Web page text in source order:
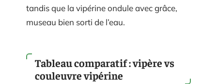
tandis que la vipérine ondule avec grâce,
museau bien sorti de l’eau.
Tableau comparatif : vipère vs
couleuvre vipérine